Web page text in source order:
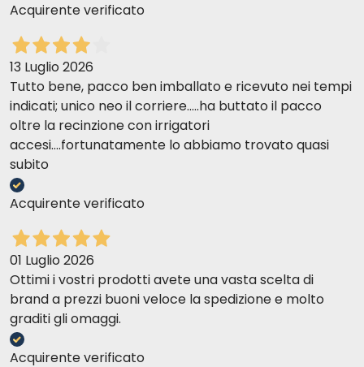
Acquirente verificato
13 Luglio 2026
Tutto bene, pacco ben imballato e ricevuto nei tempi
indicati; unico neo il corriere.....ha buttato il pacco
oltre la recinzione con irrigatori
accesi....fortunatamente lo abbiamo trovato quasi
subito
Acquirente verificato
01 Luglio 2026
Ottimi i vostri prodotti avete una vasta scelta di
brand a prezzi buoni veloce la spedizione e molto
graditi gli omaggi.
Acquirente verificato